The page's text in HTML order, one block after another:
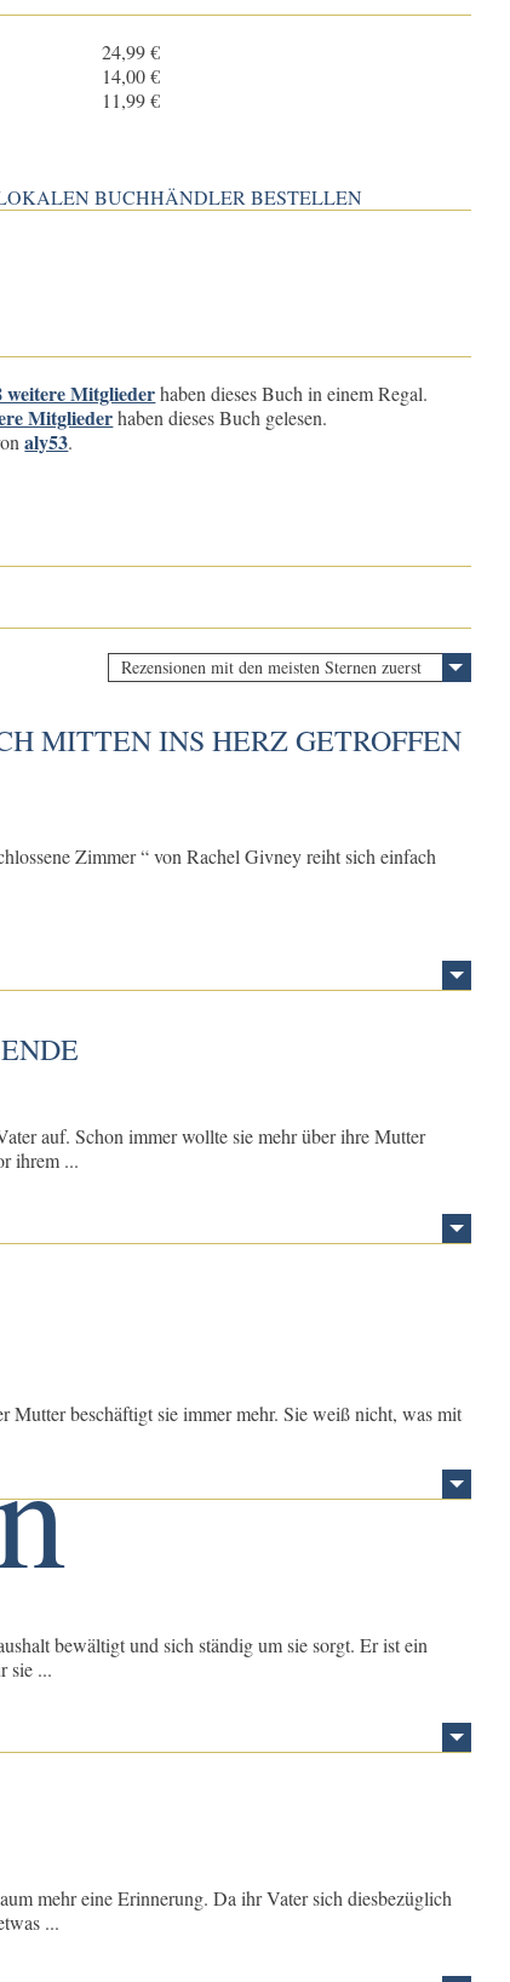
24,99 €
14,00 €
11,99 €
BUCHHÄNDLER BESTELLEN
weitere Mitgliederhaben dieses Buch in einem Regal.
Mitgliederhaben dieses Buch gelesen.
aly53.
Rezensionen mit den meisten Sternen zuerst
MITTEN INS HERZ GETROFFEN
Zimmer “ von Rachel Givney reiht sich einfach
auf. Schon immer wollte sie mehr über ihre Mutter
ihrem ...
Mutter beschäftigt sie immer mehr. Sie weiß nicht, was mit
bewältigt und sich ständig um sie sorgt. Er ist ein
sie ...
mehr eine Erinnerung. Da ihr Vater sich diesbezüglich
...